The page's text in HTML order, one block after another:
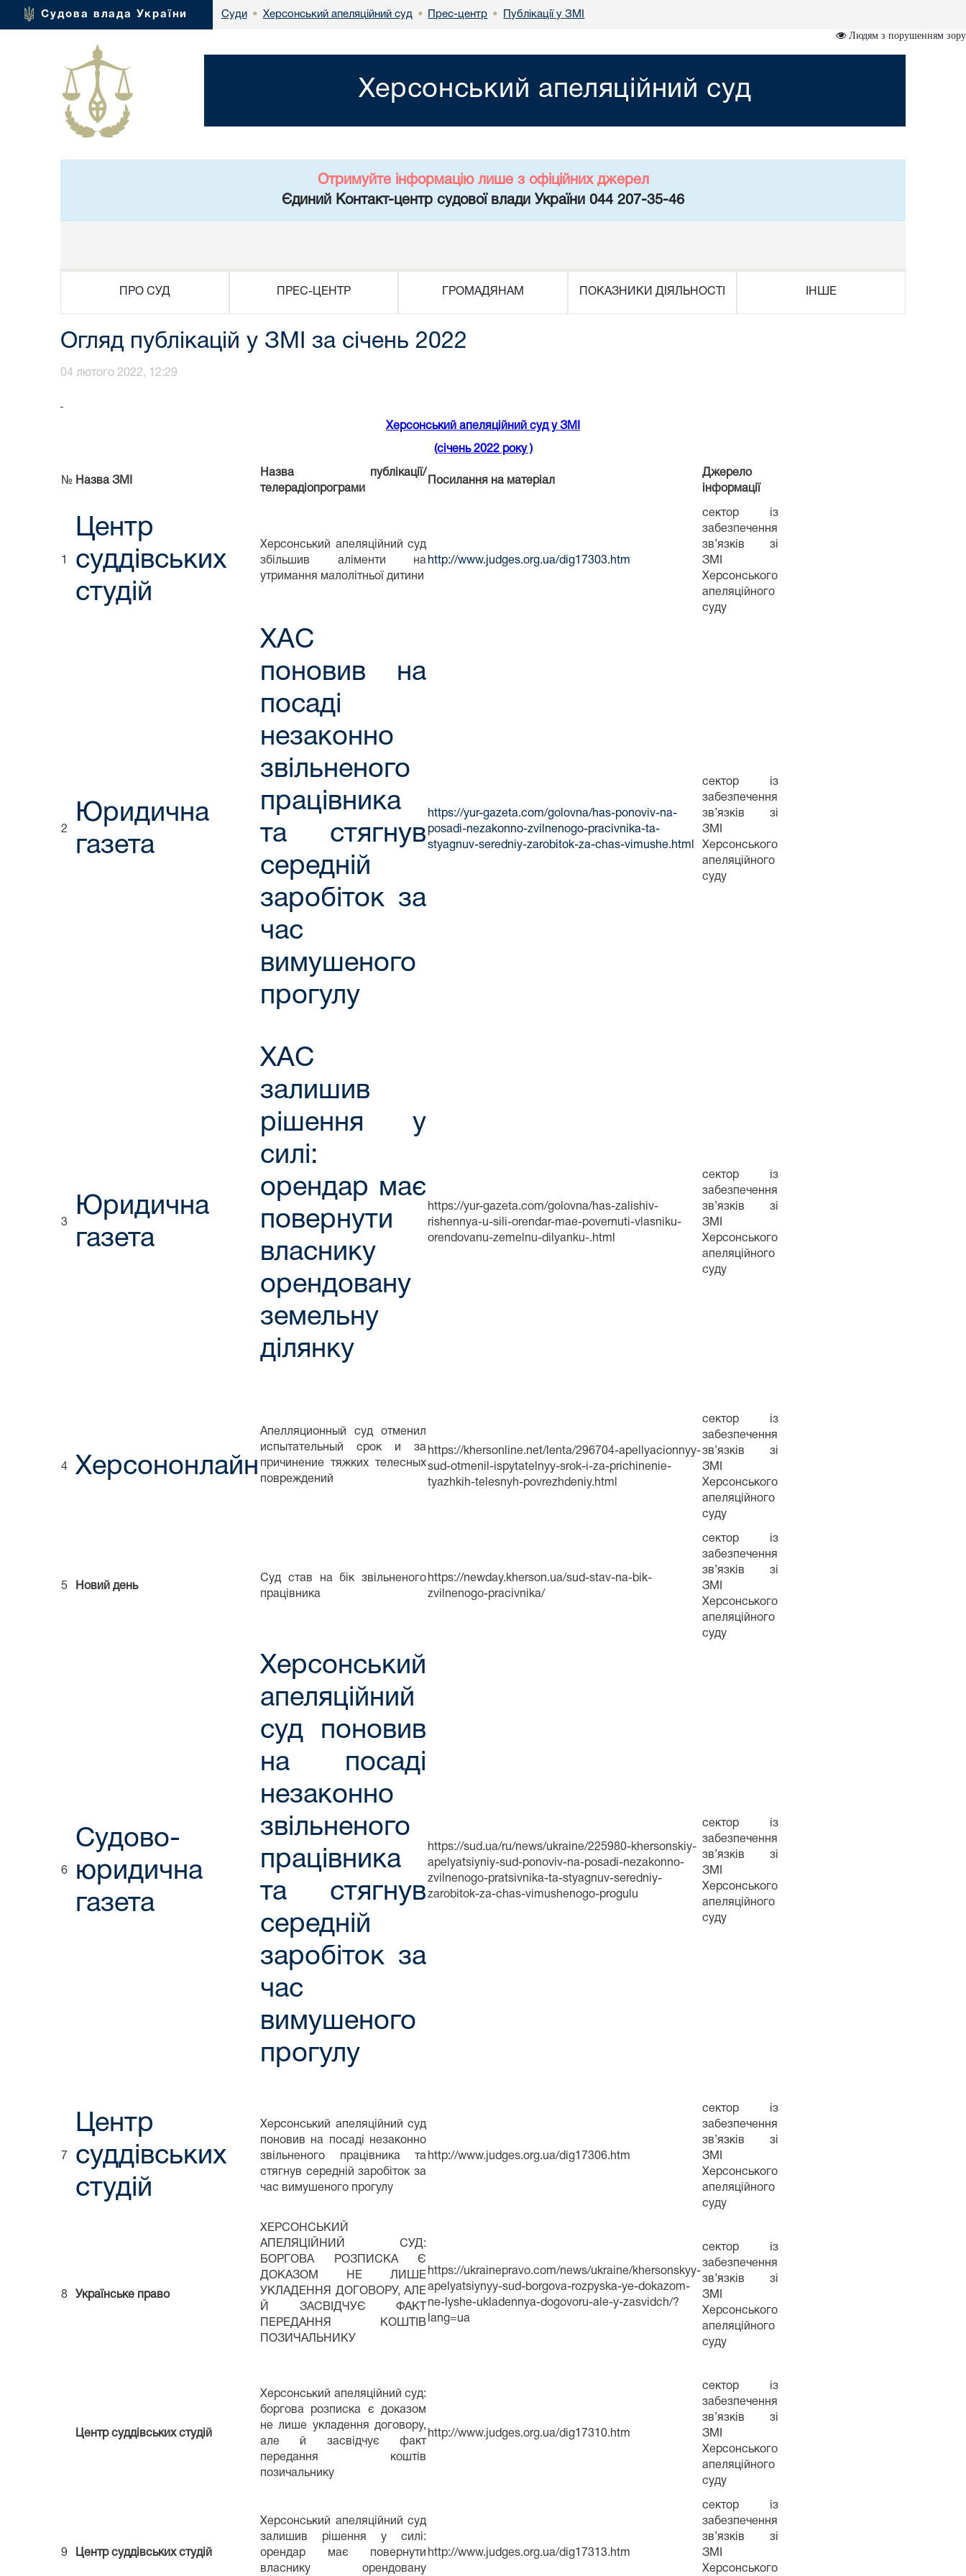
Судова влада України Суди • Херсонський апеляційний суд • Прес-центр • Публікації у ЗМІ
Людям з порушенням зору
Херсонський апеляційний суд
Отримуйте інформацію лише з офіційних джерел
Єдиний Контакт-центр судової влади України 044 207-35-46
ПРО СУД ПРЕС-ЦЕНТР ГРОМАДЯНАМ ПОКАЗНИКИ ДІЯЛЬНОСТІ ІНШЕ
Огляд публікацій у ЗМІ за січень 2022
04 лютого 2022, 12:29
Херсонський апеляційний суд у ЗМІ
(січень 2022 року )
№ Назва ЗМІ
Назва публікації/
телерадіопрограми
Посилання на матеріал
Джерело
інформації
1
Центр
суддівських
студій
Херсонський апеляційний суд
збільшив аліменти на
утримання малолітньої дитини
http://www.judges.org.ua/dig17303.htm
сектор із
забезпечення
зв’язків зі
ЗМІ
Херсонського
апеляційного
суду
2
Юридична
газета
ХАС
поновив на
посаді
незаконно
звільненого
працівника
та стягнув
середній
заробіток за
час
вимушеного
прогулу
https://yur-gazeta.com/golovna/has-ponoviv-na-
posadi-nezakonno-zvilnenogo-pracivnika-ta-
styagnuv-seredniy-zarobitok-za-chas-vimushe.html
сектор із
забезпечення
зв’язків зі
ЗМІ
Херсонського
апеляційного
суду
3
Юридична
газета
ХАС
залишив
рішення у
силі:
орендар має
повернути
власнику
орендовану
земельну
ділянку
https://yur-gazeta.com/golovna/has-zalishiv-
rishennya-u-sili-orendar-mae-povernuti-vlasniku-
orendovanu-zemelnu-dilyanku-.html
сектор із
забезпечення
зв’язків зі
ЗМІ
Херсонського
апеляційного
суду
4 Херсононлайн
Апелляционный суд отменил
испытательный срок и за
причинение тяжких телесных
повреждений
https://khersonline.net/lenta/296704-apellyacionnyy-
sud-otmenil-ispytatelnyy-srok-i-za-prichinenie-
tyazhkih-telesnyh-povrezhdeniy.html
сектор із
забезпечення
зв’язків зі
ЗМІ
Херсонського
апеляційного
суду
5 Новий день
Суд став на бік звільненого
працівника
https://newday.kherson.ua/sud-stav-na-bik-
zvilnenogo-pracivnika/
сектор із
забезпечення
зв’язків зі
ЗМІ
Херсонського
апеляційного
суду
6
Судово-
юридична
газета
Херсонський
апеляційний
суд поновив
на посаді
незаконно
звільненого
працівника
та стягнув
середній
заробіток за
час
вимушеного
прогулу
https://sud.ua/ru/news/ukraine/225980-khersonskiy-
apelyatsiyniy-sud-ponoviv-na-posadi-nezakonno-
zvilnenogo-pratsivnika-ta-styagnuv-seredniy-
zarobitok-za-chas-vimushenogo-progulu
сектор із
забезпечення
зв’язків зі
ЗМІ
Херсонського
апеляційного
суду
7
Центр
суддівських
студій
Херсонський апеляційний суд
поновив на посаді незаконно
звільненого працівника та
стягнув середній заробіток за
час вимушеного прогулу
http://www.judges.org.ua/dig17306.htm
сектор із
забезпечення
зв’язків зі
ЗМІ
Херсонського
апеляційного
суду
8 Українське право
ХЕРСОНСЬКИЙ
АПЕЛЯЦІЙНИЙ СУД:
БОРГОВА РОЗПИСКА Є
ДОКАЗОМ НЕ ЛИШЕ
УКЛАДЕННЯ ДОГОВОРУ, АЛЕ
Й ЗАСВІДЧУЄ ФАКТ
ПЕРЕДАННЯ КОШТІВ
ПОЗИЧАЛЬНИКУ
https://ukrainepravo.com/news/ukraine/khersonskyy-
apelyatsiynyy-sud-borgova-rozpyska-ye-dokazom-
ne-lyshe-ukladennya-dogovoru-ale-y-zasvidch/?
lang=ua
сектор із
забезпечення
зв’язків зі
ЗМІ
Херсонського
апеляційного
суду
Центр суддівських студій
Херсонський апеляційний суд:
боргова розписка є доказом
не лише укладення договору,
але й засвідчує факт
передання коштів
позичальнику
http://www.judges.org.ua/dig17310.htm
сектор із
забезпечення
зв’язків зі
ЗМІ
Херсонського
апеляційного
суду
9 Центр суддівських студій
Херсонський апеляційний суд
залишив рішення у силі:
орендар має повернути
власнику орендовану
http://www.judges.org.ua/dig17313.htm
сектор із
забезпечення
зв’язків зі
ЗМІ
Херсонського